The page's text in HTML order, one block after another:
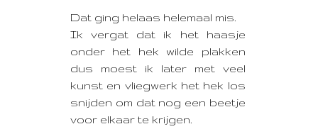
Dat ging helaas helemaal mis.
Ik vergat dat ik het haasje
onder het hek wilde plakken
dus moest ik later met veel
kunst en vliegwerk het hek los
snijden om dat nog een beetje
voor elkaar te krijgen.